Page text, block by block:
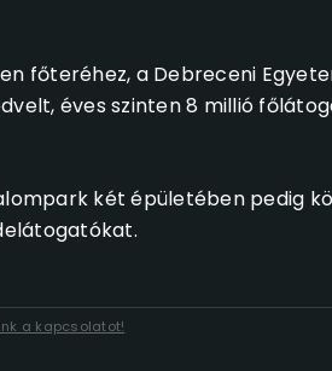
főteréhez, a Debreceni
éves szinten 8 millió
két épületében pedig
a kapcsolatot!